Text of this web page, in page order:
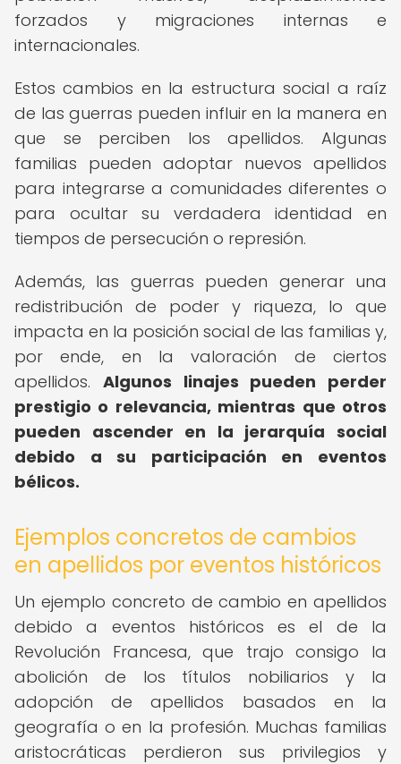
forzados y migraciones internas e
internacionales.
Estos cambios en la estructura social a raíz
de las guerras pueden influir en la manera en
que se perciben los apellidos. Algunas
familias pueden adoptar nuevos apellidos
para integrarse a comunidades diferentes o
para ocultar su verdadera identidad en
tiempos de persecución o represión.
Además, las guerras pueden generar una
redistribución de poder y riqueza, lo que
impacta en la posición social de las familias y,
por ende, en la valoración de ciertos
apellidos. Algunos linajes pueden perder
prestigio o relevancia, mientras que otros
pueden ascender en la jerarquía social
debido a su participación en eventos
bélicos.
Ejemplos concretos de cambios
en apellidos por eventos históricos
Un ejemplo concreto de cambio en apellidos
debido a eventos históricos es el de la
Revolución Francesa, que trajo consigo la
abolición de los títulos nobiliarios y la
adopción de apellidos basados en la
geografía o en la profesión. Muchas familias
aristocráticas perdieron sus privilegios y